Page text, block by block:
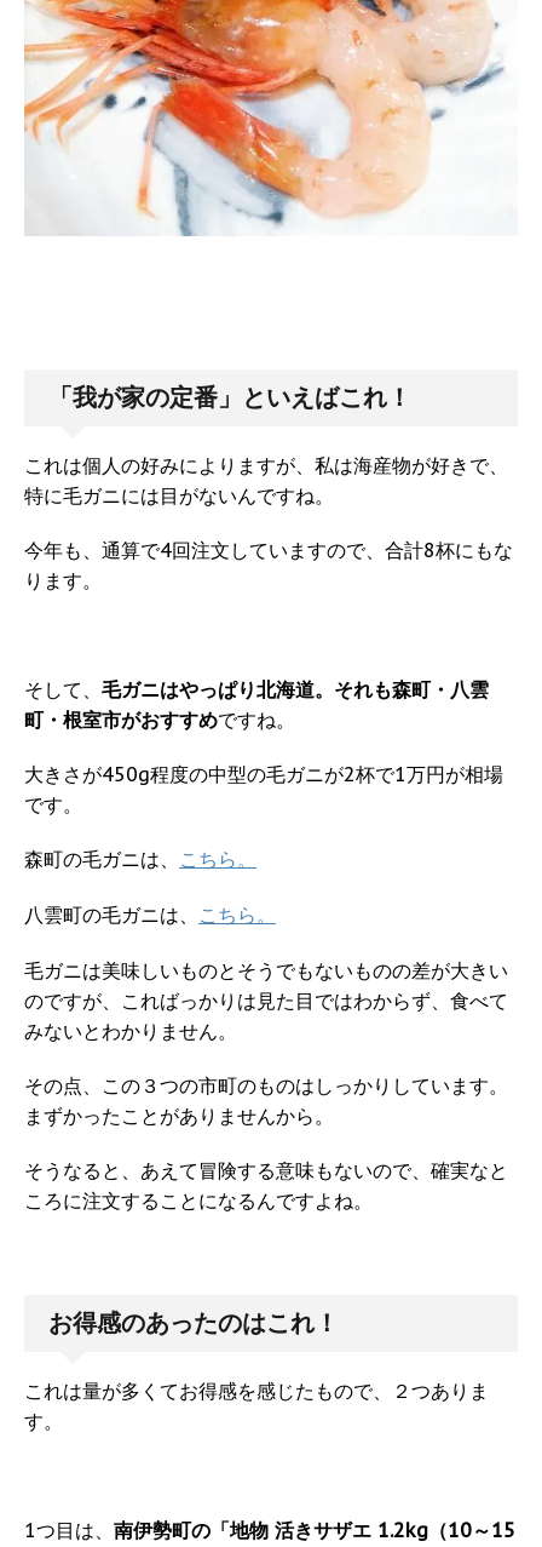
「我が家の定番」といえばこれ！
これは個人の好みによりますが、私は海産物が好きで、
特に毛ガニには目がないんですね。
今年も、通算で4回注文していますので、合計8杯にもな
ります。
そして、 毛ガニはやっぱり北海道。それも森町・八雲
町・根室市がおすすめですね。
大きさが450g程度の中型の毛ガニが2杯で1万円が相場
です。
森町の毛ガニは、 こちら。
八雲町の毛ガニは、 こちら。
毛ガニは美味しいものとそうでもないものの差が大きい
のですが、こればっかりは見た目ではわからず、食べて
みないとわかりません。
その点、この３つの市町のものはしっかりしています。
まずかったことがありませんから。
そうなると、あえて冒険する意味もないので、確実なと
ころに注文することになるんですよね。
お得感のあったのはこれ！
これは量が多くてお得感を感じたもので、２つありま
す。
1つ目は、 南伊勢町の「地物 活きサザエ 1.2kg（10～15